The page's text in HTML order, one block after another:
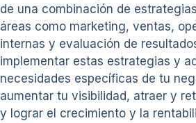
de una combinación de
áreas como marketing, ventas,
internas y evaluación de
implementar estas estrategias y
necesidades específicas de tu
aumentar tu visibilidad, atraer y
y lograr el crecimiento y la